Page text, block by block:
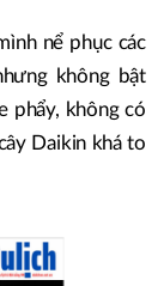
nể phục các
không bật
phẩy, không có
Daikin khá to